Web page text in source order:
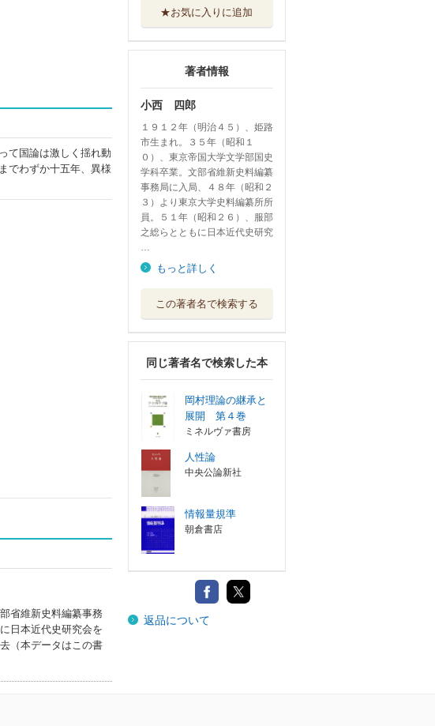
て国論は激しく揺れ動
でわずか十五年、異様
省維新史料編纂事務
日本近代史研究会を
（本データはこの書
★お気に入りに追加
著者情報
小西 四郎
１９１２年（明治４５）、姫路
市生まれ。３５年（昭和１
０）、東京帝国大学文学部国史
学科卒業。文部省維新史料編纂
事務局に入局、４８年（昭和２
３）より東京大学史料編纂所所
員。５１年（昭和２６）、服部
之総らとともに日本近代史研究
…
もっと詳しく
この著者名で検索する
同じ著者名で検索した本
岡村理論の継承と
展開 第４巻
ミネルヴァ書房
人性論
中央公論新社
情報量規準
朝倉書店
返品について